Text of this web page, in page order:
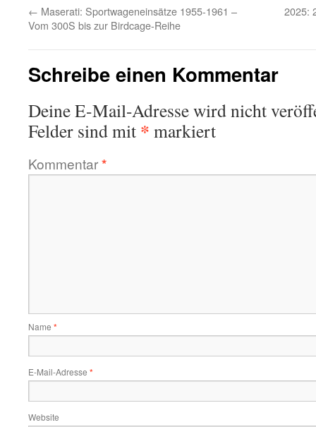
← Maserati: Sportwageneinsätze 1955-1961 –
Vom 300S bis zur Birdcage-Reihe
2025:
Schreibe einen Kommentar
Deine E-Mail-Adresse wird nicht
Felder sind mit * markiert
Kommentar*
Name *
E-Mail-Adresse *
Website